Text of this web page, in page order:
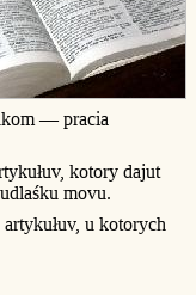
— pracia
kotory dajut
movu.
u kotorych